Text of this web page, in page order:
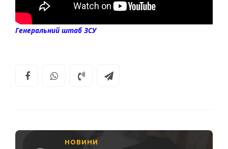
Генеральний штаб ЗСУ
НОВИНИ